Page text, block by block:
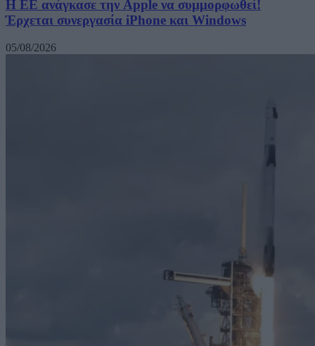
H ΕΕ ανάγκασε την Apple να συμμορφωθεί!
Έρχεται συνεργασία iPhone και Windows
05/08/2026